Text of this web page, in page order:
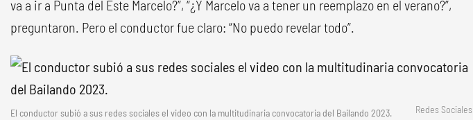
va a ir a Punta del Este Marcelo?”, “¿Y Marcelo va a tener un reemplazo en el verano?”,
preguntaron. Pero el conductor fue claro: “No puedo revelar todo”.
El conductor subió a sus redes sociales el video con la multitudinaria convocatoria del Bailando 2023. Redes Sociales